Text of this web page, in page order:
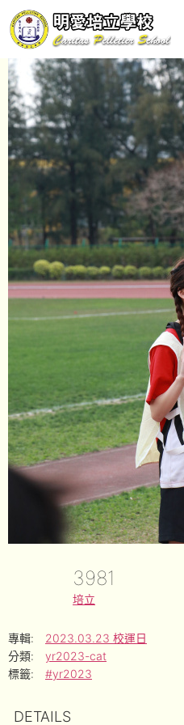
3981
培立
專輯:
2023.03.23 校運日
分類:
yr2023-cat
標籤:
#yr2023
DETAILS